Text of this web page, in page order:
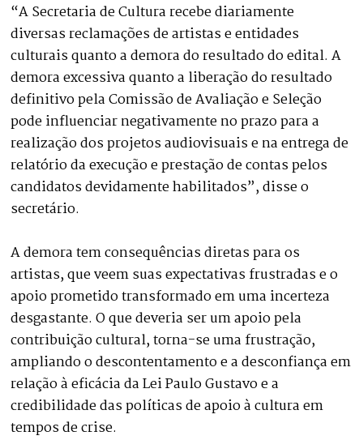
“A Secretaria de Cultura recebe diariamente
diversas reclamações de artistas e entidades
culturais quanto a demora do resultado do edital. A
demora excessiva quanto a liberação do resultado
definitivo pela Comissão de Avaliação e Seleção
pode influenciar negativamente no prazo para a
realização dos projetos audiovisuais e na entrega de
relatório da execução e prestação de contas pelos
candidatos devidamente habilitados”, disse o
secretário.
A demora tem consequências diretas para os
artistas, que veem suas expectativas frustradas e o
apoio prometido transformado em uma incerteza
desgastante. O que deveria ser um apoio pela
contribuição cultural, torna-se uma frustração,
ampliando o descontentamento e a desconfiança em
relação à eficácia da Lei Paulo Gustavo e a
credibilidade das políticas de apoio à cultura em
tempos de crise.